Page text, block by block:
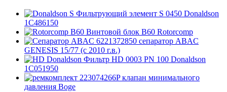
Фильтрующий элемент S 0450 Donaldson
1C486150
Винтовой блок B60 Rotorcomp
6221372850 сепаратор ABAC
GENESIS 15/77 (с 2010 г.в.)
Фильтр HD 0003 PN 100 Donaldson
1C051950
223074266P клапан минимального
давления Boge